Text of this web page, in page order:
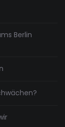
Berlin